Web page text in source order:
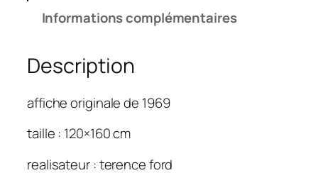
Informations complémentaires
Description
affiche originale de 1969
taille : 120×160 cm
realisateur : terence ford